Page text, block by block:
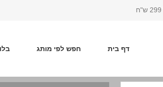
דף בית חפש לפי מותג